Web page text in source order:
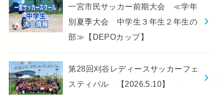
一宮市民サッカー前期大会 ≪学年
別夏季大会 中学生３年生２年生の
部≫【DEPOカップ】
第28回刈谷レディースサッカーフェ
スティバル 【2026.5.10】